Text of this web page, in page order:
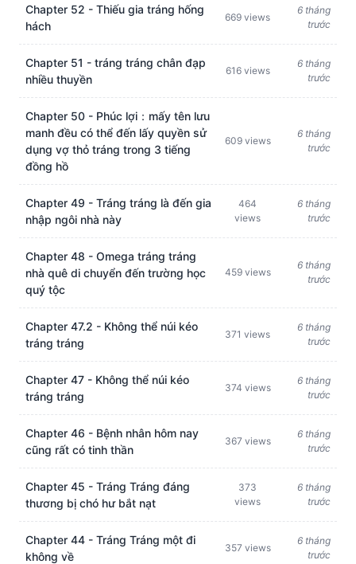
Chapter 52 - Thiếu gia tráng hống
hách
669 views
6 tháng
trước
Chapter 51 - tráng tráng chân đạp
nhiều thuyền
616 views
6 tháng
trước
Chapter 50 - Phúc lợi：mấy tên lưu
manh đều có thể đến lấy quyền sử
dụng vợ thỏ tráng trong 3 tiếng
đồng hồ
609 views
6 tháng
trước
Chapter 49 - Tráng tráng là đến gia
nhập ngôi nhà này
464
views
6 tháng
trước
Chapter 48 - Omega tráng tráng
nhà quê di chuyển đến trường học
quý tộc
459 views
6 tháng
trước
Chapter 47.2 - Không thể núi kéo
tráng tráng
371 views
6 tháng
trước
Chapter 47 - Không thể núi kéo
tráng tráng
374 views
6 tháng
trước
Chapter 46 - Bệnh nhân hôm nay
cũng rất có tinh thần
367 views
6 tháng
trước
Chapter 45 - Tráng Tráng đáng
thương bị chó hư bắt nạt
373
views
6 tháng
trước
Chapter 44 - Tráng Tráng một đi
không về
357 views
6 tháng
trước